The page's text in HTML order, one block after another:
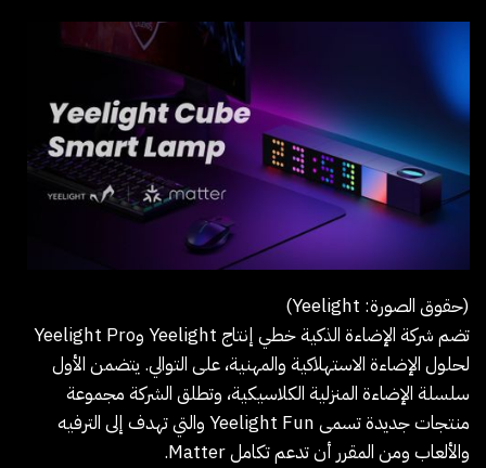
(حقوق الصورة: Yeelight)
تضم شركة الإضاءة الذكية خطي إنتاج Yeelight وYeelight Pro
لحلول الإضاءة الاستهلاكية والمهنية، على التوالي. يتضمن الأول
سلسلة الإضاءة المنزلية الكلاسيكية، وتطلق الشركة مجموعة
منتجات جديدة تسمى Yeelight Fun والتي تهدف إلى الترفيه
والألعاب ومن المقرر أن تدعم تكامل Matter.